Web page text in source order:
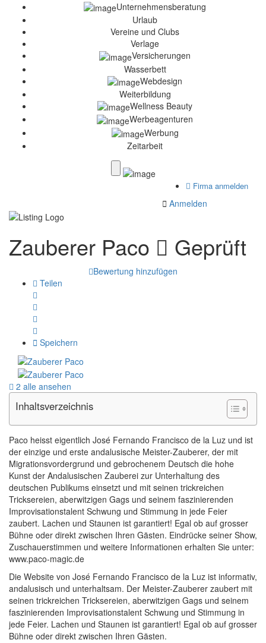
Unternehmensberatung
Urlaub
Vereine und Clubs
Verlage
Versicherungen
Wasserbett
Webdesign
Weiterbildung
Wellness Beauty
Werbeagenturen
Werbung
Zeitarbeit
Firma anmelden
Anmelden
Zauberer Paco Geprüft
Bewertung hinzufügen
Teilen
Speichern
2 alle ansehen
Inhaltsverzeichnis
Paco heisst eigentlich José Fernando Francisco de la Luz und ist
der einzige und erste andalusische Meister-Zauberer, der mit
Migrationsvordergrund und gebrochenem Deutsch die hohe
Kunst der Andalusischen Zauberei zur Unterhaltung des
deutschen Publikums einsetzt und mit seinen trickreichen
Tricksereien, aberwitzigen Gags und seinem faszinierenden
Improvisationstalent Schwung und Stimmung in jede Feier
zaubert. Lachen und Staunen ist garantiert! Egal ob auf grosser
Bühne oder direkt zwischen Ihren Gästen. Eindrücke seiner Show,
Zuschauerstimmen und weitere Informationen erhalten Sie unter:
www.paco-magic.de
Die Website von José Fernando Francisco de la Luz ist informativ,
andalusisch und unterhaltsam. Der Meister-Zauberer zaubert mit
seinen trickreichen Tricksereien, aberwitzigen Gags und seinem
faszinierenden Improvisationstalent Schwung und Stimmung in
jede Feier. Lachen und Staunen ist garantiert! Egal ob auf grosser
Bühne oder direkt zwischen Ihren Gästen.